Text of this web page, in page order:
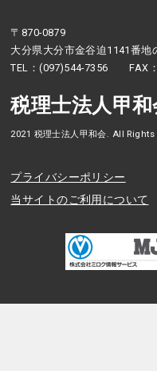
〒870-0879
大分県大分市金谷迫1141番地
TEL：(097)544-7356 FAX：
税理士法人甲和
2021 税理士法人甲和会. All Rights
プライバシーポリシー
当サイトのご利用について